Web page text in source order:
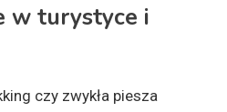
w turystyce i
czy zwykła piesza